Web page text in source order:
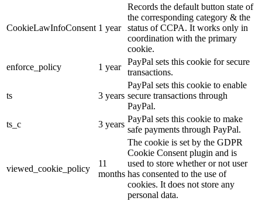
CookieLawInfoConsent 1 year
Records the default button state of
the corresponding category & the
status of CCPA. It works only in
coordination with the primary
cookie.
enforce_policy
1 year
PayPal sets this cookie for secure
transactions.
ts 3 years
PayPal sets this cookie to enable
secure transactions through
PayPal.
ts_c
3 years
PayPal sets this cookie to make
safe payments through PayPal.
viewed_cookie_policy
11
months
The cookie is set by the GDPR
Cookie Consent plugin and is
used to store whether or not user
has consented to the use of
cookies. It does not store any
personal data.